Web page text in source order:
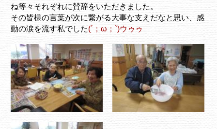
ね等々それぞれに賛辞をいただきました。
その皆様の言葉が次に繋がる大事な支えだなと思い、感
動の涙を流す私でした(´；ω；`)ウゥゥ